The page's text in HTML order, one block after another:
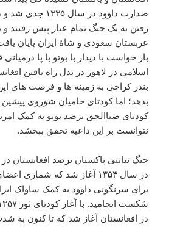
صدارت داوود در
رفتن به یک جنگ تمام عیار پیش رفتند و
عربستان سعودی و شاۀ ایران پایان
بار خواست با دیدار با بوتو با پا
اسلامی در لاهور در بدل راه یافتن
بندر کراچی به زمینه ها و فرصت های
بدهد؛ اما کودتای حامیان شوروی پیشین
کودتای ضیاالحق برضد بوتو به کمک
نتوانست بر این داعیه تحقق ببخشد.
جنگ نیابتی پاکستان برضد افغانستان
در سال ۱۳۵۴ آغاز شد که
برای سرنگونی داوود به کمک ساواک
در افغانستان آغاز شد که تا کنون به